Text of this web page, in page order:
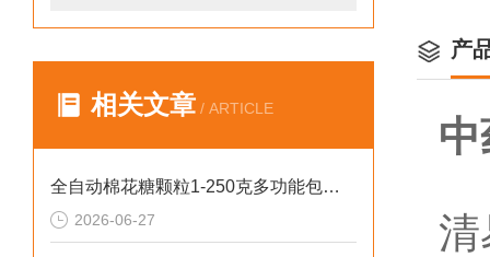
相关文章 / ARTICLE
全自动棉花糖颗粒1-250克多功能包装机新型号
2026-06-27
产